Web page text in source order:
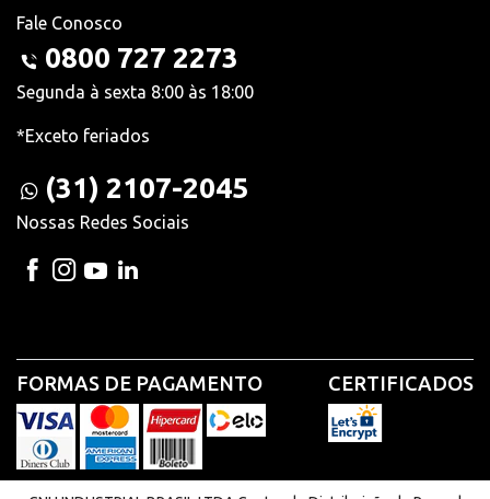
Fale Conosco
0800 727 2273
Segunda à sexta 8:00 às 18:00
*Exceto feriados
(31) 2107-2045
Nossas Redes Sociais
FORMAS DE PAGAMENTO CERTIFICADOS